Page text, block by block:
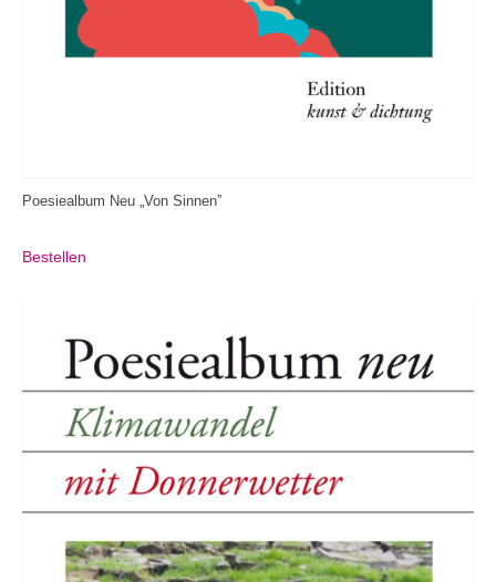
Poesiealbum Neu „Von Sinnen”
Bestellen